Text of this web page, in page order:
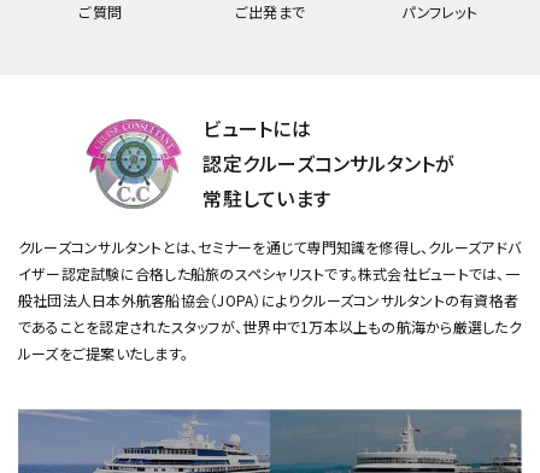
ご質問
ご出発まで
パンフレット
ビュートには
認定クルーズコンサルタントが
常駐しています
クルーズコンサルタントとは、セミナーを通じて専門知識を修得し、クルーズアドバ
イザー認定試験に合格した船旅のスペシャリストです。株式会社ビュートでは、一
般社団法人日本外航客船協会（JOPA）によりクルーズコンサルタントの有資格者
であることを認定されたスタッフが、世界中で1万本以上もの航海から厳選したク
ルーズをご提案いたします。